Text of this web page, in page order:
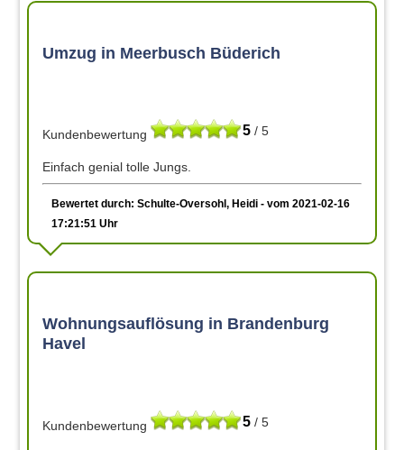
Umzug in Meerbusch Büderich
5 / 5
Kundenbewertung
Einfach genial tolle Jungs.
Bewertet durch: Schulte-Oversohl, Heidi - vom 2021-02-16
17:21:51 Uhr
Wohnungsauflösung in Brandenburg
Havel
5 / 5
Kundenbewertung